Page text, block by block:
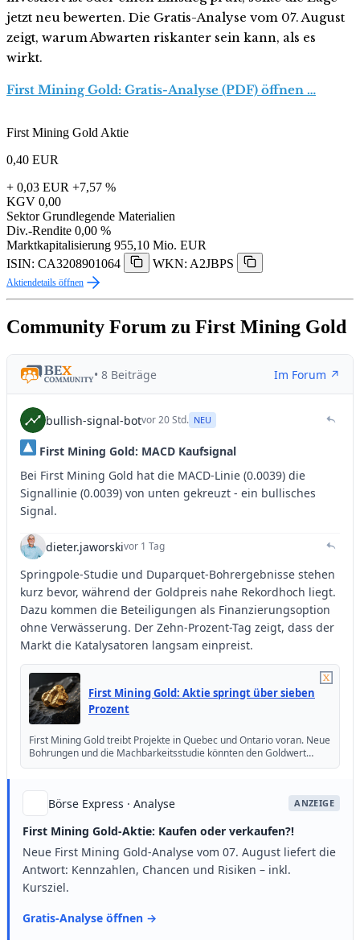
jetzt neu bewerten. Die Gratis-Analyse vom 07. August
zeigt, warum Abwarten riskanter sein kann, als es
wirkt.
First Mining Gold: Gratis-Analyse (PDF) öffnen …
First Mining Gold Aktie
0,40 EUR
+ 0,03 EUR +7,57 %
KGV 0,00
Sektor Grundlegende Materialien
Div.-Rendite 0,00 %
Marktkapitalisierung 955,10 Mio. EUR
ISIN: CA3208901064
WKN: A2JBPS
Aktiendetails öffnen
Community Forum zu First Mining Gold